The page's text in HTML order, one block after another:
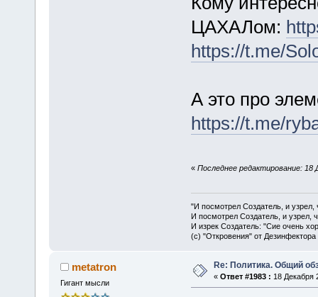
ЦАХАЛом:
https://t.me/
А это про
https://t.me/
« Последнее редактирование:
"И посмотрел Создатель, и
И посмотрел Создатель, и узрел,
И изрек Создатель: "Сие очень
(с) "Откровения" от Дезинфектора
metatron
Гигант мысли
Re: Политика. Общий
« Ответ #1983 : 18 Декабря